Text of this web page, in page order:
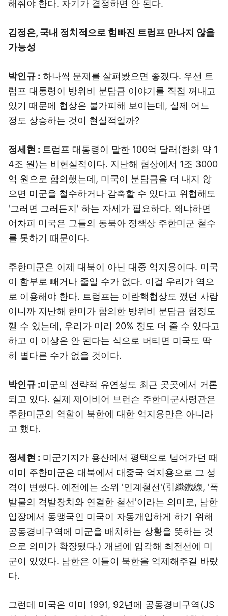
해줘야 한다. 자기가 결정하면 안 된다.
김정은, 국내 정치적으로 힘빠진 트럼프 만나지 않을
가능성
박인규 : 하나씩 문제를 살펴봤으면 좋겠다. 우선 트
럼프 대통령이 방위비 분담금 이야기를 직접 꺼내고
있기 때문에 협상은 불가피해 보이는데, 실제 어느
정도 상승하는 것이 현실적일까?
정세현 : 트럼프 대통령이 말한 100억 달러(한화 약 1
4조 원)는 비현실적이다. 지난해 협상에서 1조 3000
억 원으로 합의했는데, 미국이 분담금을 더 내지 않
으면 미군을 철수하거나 감축할 수 있다고 위협해도
'그러면 그러든지' 하는 자세가 필요하다. 왜냐하면
어차피 미국은 그들의 동북아 정책상 주한미군 철수
를 못하기 때문이다.
주한미군은 이제 대북이 아닌 대중 억지용이다. 미국
이 함부로 빼거나 줄일 수가 없다. 이걸 우리가 역으
로 이용해야 한다. 트럼프는 이란핵협상도 깼던 사람
이니까 지난해 한미가 합의한 방위비 분담금 협정도
깰 수 있는데, 우리가 미리 20% 정도 더 줄 수 있다고
하고 이 이상은 안 된다는 식으로 버티면 미국도 딱
히 별다른 수가 없을 것이다.
박인규 :미군의 전략적 유연성도 최근 곳곳에서 거론
되고 있다. 실제 제이비어 브런슨 주한미군사령관은
주한미군의 역할이 북한에 대한 억지용만은 아니라
고 했다.
정세현 : 미군기지가 용산에서 평택으로 넘어가던 때
이미 주한미군은 대북에서 대중국 억지용으로 그 성
격이 변했다. 예전에는 소위 '인계철선'(引繼鐵線, '폭
발물의 격발장치와 연결한 철선'이라는 의미로, 남한
입장에서 동맹국인 미국이 자동개입하게 하기 위해
공동경비구역에 미군을 배치하는 상황을 뜻하는 것
으로 의미가 확장됐다.) 개념에 입각해 최전선에 미
군이 있었다. 남한은 이들이 북한을 억제해주길 바랐
다.
그런데 미국은 이미 1991, 92년에 공동경비구역(JS